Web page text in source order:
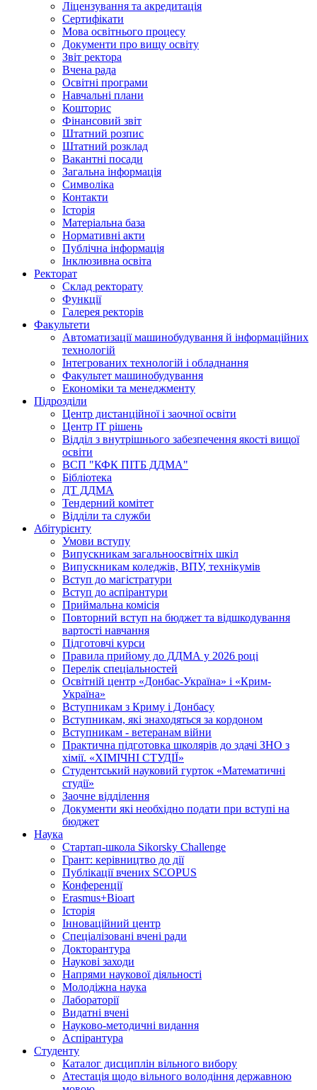
Ліцензування та акредитація
Сертифікати
Мова освітнього процесу
Документи про вищу освіту
Звіт ректора
Вчена рада
Освітні програми
Навчальні плани
Кошторис
Фінансовий звіт
Штатний розпис
Штатний розклад
Вакантні посади
Загальна інформація
Символіка
Контакти
Історія
Матеріальна база
Нормативні акти
Публічна інформація
Інклюзивна освіта
Ректорат
Склад ректорату
Функції
Галерея ректорів
Факультети
Автоматизації машинобудування й інформаційних
технологій
Інтегрованих технологій і обладнання
Факультет машинобудування
Економіки та менеджменту
Підрозділи
Центр дистанційної і заочної освіти
Центр ІТ рішень
Відділ з внутрішнього забезпечення якості вищої
освіти
ВСП "КФК ПІТБ ДДМА"
Бібліотека
ДТ ДДМА
Тендерний комітет
Відділи та служби
Абітурієнту
Умови вступу
Випускникам загальноосвітніх шкіл
Випускникам коледжів, ВПУ, технікумів
Вступ до магістратури
Вступ до аспірантури
Приймальна комісія
Повторний вступ на бюджет та відшкодування
вартості навчання
Підготовчі курси
Правила прийому до ДДМА у 2026 році
Перелік спеціальностей
Освітній центр «Донбас-Україна» і «Крим-
Україна»
Вступникам з Криму і Донбасу
Вступникам, які знаходяться за кордоном
Вступникам - ветеранам війни
Практична підготовка школярів до здачі ЗНО з
хімії. «ХІМІЧНІ СТУДІЇ»
Студентський науковий гурток «Математичні
студії»
Заочне відділення
Документи які необхідно подати при вступі на
бюджет
Наука
Стартап-школа Sikorsky Challenge
Грант: керівництво до дії
Публікації вчених SCOPUS
Конференції
Erasmus+Bioart
Історія
Інноваційний центр
Спеціалізовані вчені ради
Докторантура
Наукові заходи
Напрями наукової діяльності
Молодіжна наука
Лабораторії
Видатні вчені
Науково-методичні видання
Аспірантура
Студенту
Каталог дисциплін вільного вибору
Атестація щодо вільного володіння державною